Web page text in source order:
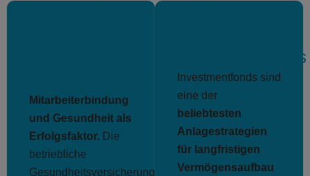
Gesundheitsversicherung
Mitarbeiterbindung
und Gesundheit als
Erfolgsfaktor. Die
betriebliche
Gesundheitsversicherung
Investmentfonds
Investmentfonds sind
eine der
beliebtesten
Anlagestrategien
für langfristigen
Vermögensaufbau